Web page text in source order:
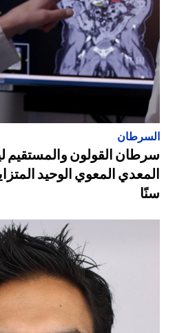
السرطان
سرطان القولون
المعدي المعوي الوحيد
سنًا